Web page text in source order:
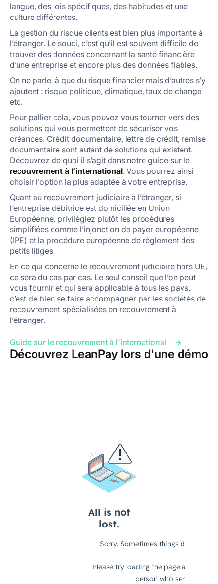
langue, des lois spécifiques, des habitudes et une
culture différentes.
La gestion du risque clients est bien plus importante à
l’étranger. Le souci, c’est qu’il est souvent difficile de
trouver des données concernant la santé financière
d’une entreprise et encore plus des données fiables.
On ne parle là que du risque financier mais d’autres s’y
ajoutent : risque politique, climatique, taux de change
etc.
Pour pallier cela, vous pouvez vous tourner vers des
solutions qui vous permettent de sécuriser vos
créances. Crédit documentaire, lettre de crédit, remise
documentaire sont autant de solutions qui existent.
Découvrez de quoi il s’agit dans notre guide sur le
recouvrement à l’international. Vous pourrez ainsi
choisir l’option la plus adaptée à votre entreprise.
Quant au recouvrement judiciaire à l’étranger, si
l’entreprise débitrice est domiciliée en Union
Européenne, privilégiez plutôt les procédures
simplifiées comme l’injonction de payer européenne
(IPE) et la procédure européenne de règlement des
petits litiges.
En ce qui concerne le recouvrement judiciaire hors UE,
ce sera du cas par cas. Le seul conseil que l’on peut
vous fournir et qui sera applicable à tous les pays,
c’est de bien se faire accompagner par les sociétés de
recouvrement spécialisées en recouvrement à
l’étranger.
Guide sur le recouvrement à l'international
Découvrez LeanPay lors d'une démo